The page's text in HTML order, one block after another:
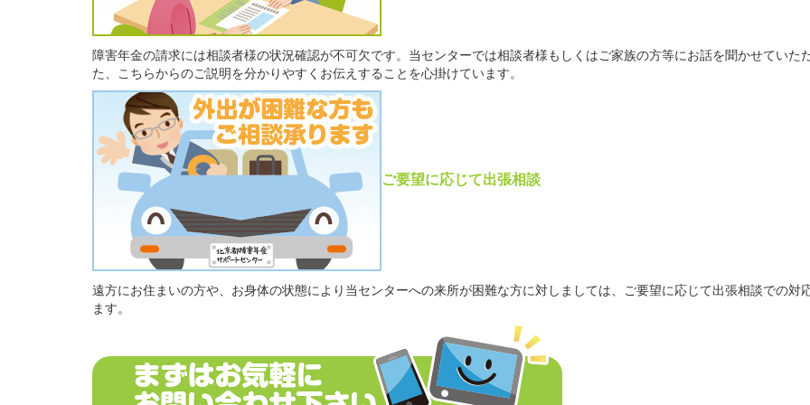
障害年金の請求には相談者様の状況確認が不可欠です。当センターでは相談者様もしくはご家族の方等にお話を聞かせていた
た、こちらからのご説明を分かりやすくお伝えすることを心掛けています。
ご要望に応じて出張相談
遠方にお住まいの方や、お身体の状態により当センターへの来所が困難な方に対しましては、ご要望に応じて出張相談での対
ます。